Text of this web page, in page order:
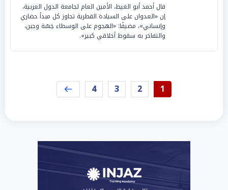
قال أحمد أبو الغيط، الأمين العام لجامعة الدول العربية،
إن «العدوان على السيادة القطرية تجاوز كل مبدأ حضاري
وإنساني»، مضيفًا: «الهجوم على الوسطاء خِسّة وجبن،
والتفاخر به سقوط أخلاقي كبير».
1
2
3
4